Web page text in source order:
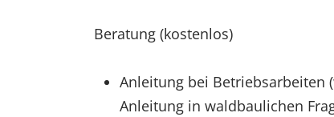
Beratung (kostenlos)
Anleitung bei Betriebsarbeiten
Anleitung in waldbaulichen